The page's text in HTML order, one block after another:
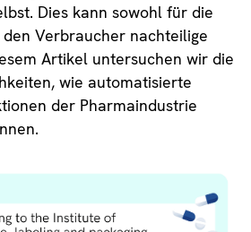
Dies kann sowohl für die
Verbraucher nachteilige
Artikel untersuchen wir die
wie automatisierte
der Pharmaindustrie